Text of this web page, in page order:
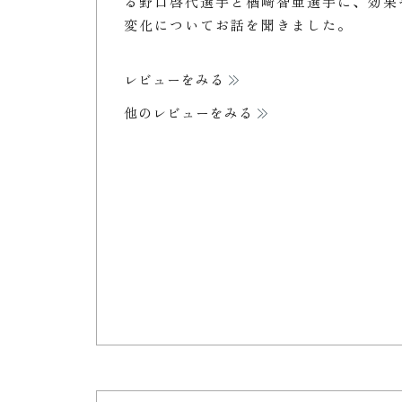
変化についてお話を聞きました。
レビューをみる
他のレビューをみる